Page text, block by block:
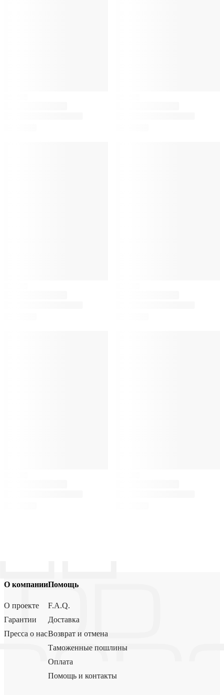
О компании
О проекте
Гарантии
Пресса о нас
Помощь
F.A.Q.
Доставка
Возврат и отмена
Таможенные пошлины
Оплата
Помощь и контакты